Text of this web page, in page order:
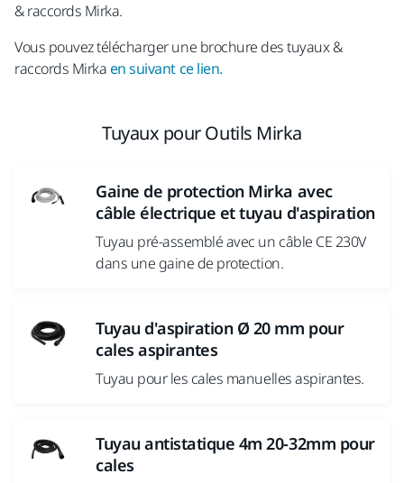
& raccords Mirka.
Vous pouvez télécharger une brochure des tuyaux &
raccords Mirkaen suivant ce lien.
Tuyaux pour Outils Mirka
Gaine de protection Mirka avec
câble électrique et tuyau d'aspiration
Tuyau pré-assemblé avec un câble CE 230V
dans une gaine de protection.
Tuyau d'aspiration Ø 20 mm pour
cales aspirantes
Tuyau pour les cales manuelles aspirantes.
Tuyau antistatique 4m 20-32mm pour
cales